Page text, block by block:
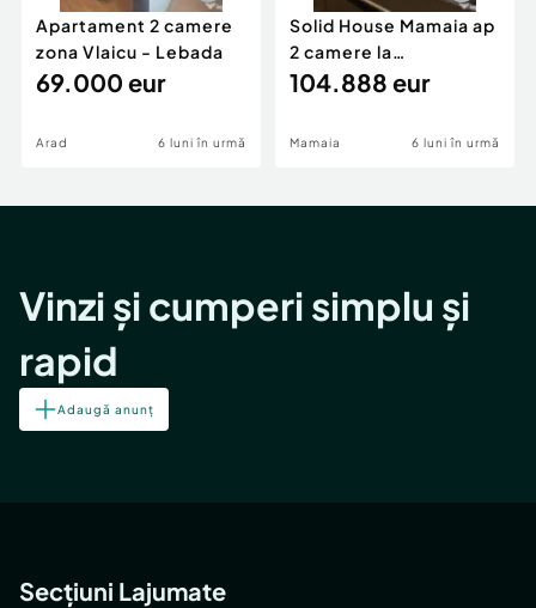
Apartament 2 camere
zona Vlaicu - Lebada
69.000 eur
Arad 6 luni în urmă
Solid House Mamaia ap
2 camere la
cheie,langa Mega
104.888 eur
Mamaia 6 luni în urmă
Vinzi și cumperi simplu și
rapid
Adaugă anunț
Secțiuni Lajumate